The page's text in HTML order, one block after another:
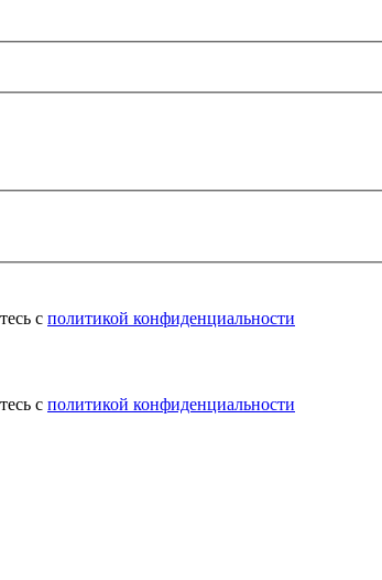
с политикой конфиденциальности
с политикой конфиденциальности